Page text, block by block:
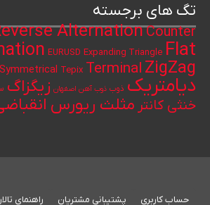
تگ های برجسته
AlternationCounter
EURUSD Expanding Triangle Flat
Symmetrical Tepix Terminal ZigZag
دیامتریک ذوب ذوب آهن اصفهان زیگزاگ
خنثی کانتر مثلث ریورس
حساب کاربری پشتیبانی مشتریان راهنمای تالار